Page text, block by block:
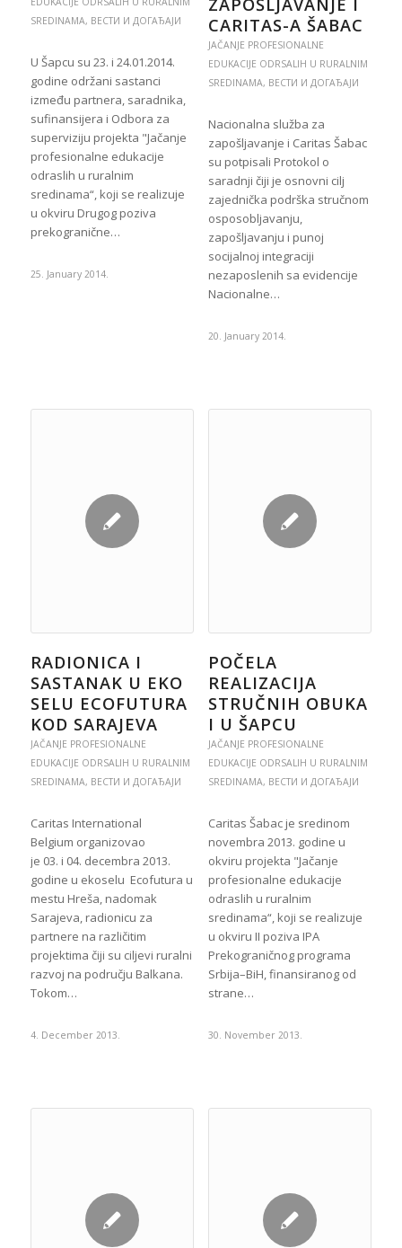
SREDINAMA, ВЕСТИ И ДОГАЂАЈИ
U Šapcu su 23. i 24.01.2014.
godine održani sastanci
između partnera, saradnika,
sufinansijera i Odbora za
superviziju projekta "Jačanje
profesionalne edukacije
odraslih u ruralnim
sredinama“, koji se realizuje
u okviru Drugog poziva
prekogranične…
25. January 2014.
ZAPOŠLJAVANJE I
CARITAS-A ŠABAC
JAČANJE PROFESIONALNE
EDUKACIJE ODRSALIH U RURALNIM
SREDINAMA, ВЕСТИ И ДОГАЂАЈИ
Nacionalna služba za
zapošljavanje i Caritas Šabac
su potpisali Protokol o
saradnji čiji je osnovni cilj
zajednička podrška stručnom
osposobljavanju,
zapošljavanju i punoj
socijalnoj integraciji
nezaposlenih sa evidencije
Nacionalne…
20. January 2014.
RADIONICA I
SASTANAK U EKO
SELU ECOFUTURA
KOD SARAJEVA
JAČANJE PROFESIONALNE
EDUKACIJE ODRSALIH U RURALNIM
SREDINAMA, ВЕСТИ И ДОГАЂАЈИ
Caritas International
Belgium organizovao
je 03. i 04. decembra 2013.
godine u ekoselu Ecofutura u
mestu Hreša, nadomak
Sarajeva, radionicu za
partnere na različitim
projektima čiji su ciljevi ruralni
razvoj na području Balkana.
Tokom…
4. December 2013.
POČELA
REALIZACIJA
STRUČNIH OBUKA
I U ŠAPCU
JAČANJE PROFESIONALNE
EDUKACIJE ODRSALIH U RURALNIM
SREDINAMA, ВЕСТИ И ДОГАЂАЈИ
Caritas Šabac je sredinom
novembra 2013. godine u
okviru projekta "Jačanje
profesionalne edukacije
odraslih u ruralnim
sredinama“, koji se realizuje
u okviru II poziva IPA
Prekograničnog programa
Srbija–BiH, finansiranog od
strane…
30. November 2013.